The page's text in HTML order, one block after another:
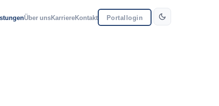
Über unsKarriereKontakt Portallogin